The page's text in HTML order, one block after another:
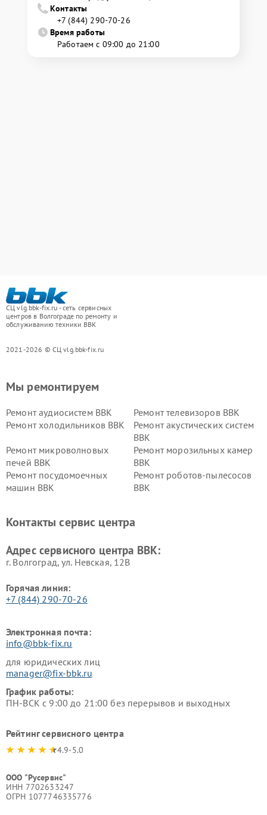
Контакты
+7 (844) 290-70-26
Время работы
Работаем с 09:00 до 21:00
СЦ vlg.bbk-fix.ru - сеть сервисных
центров в Волгограде по ремонту и
обслуживанию техники BBK
2021-2026 © СЦ vlg.bbk-fix.ru
Мы ремонтируем
Ремонт аудиосистем BBK
Ремонт телевизоров BBK
Ремонт холодильников BBK
Ремонт акустических систем
BBK
Ремонт микроволновых
печей BBK
Ремонт морозильных камер
BBK
Ремонт посудомоечных
машин BBK
Ремонт роботов-пылесосов
BBK
Ремонт винных шкафов BBK
Контакты сервис центра
Адрес сервисного центра BBK:
г. Волгоград, ул. Невская, 12В
Горячая линия:
+7 (844) 290-70-26
Электронная почта:
info@bbk-fix.ru
для юридических лиц
manager@fix-bbk.ru
График работы:
ПН-ВСК с 9:00 до 21:00 без перерывов и выходных
Рейтинг сервисного центра
4.9-5.0
ООО "Русервис"
ИНН 7702633247
ОГРН 1077746335776